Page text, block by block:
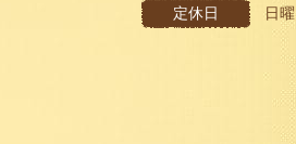
定休日 日